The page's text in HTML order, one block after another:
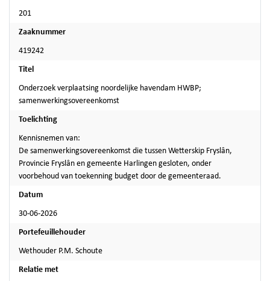
201
Zaaknummer
419242
Titel
Onderzoek verplaatsing noordelijke havendam HWBP;
samenwerkingsovereenkomst
Toelichting
Kennisnemen van:
De samenwerkingsovereenkomst die tussen Wetterskip Fryslân,
Provincie Fryslân en gemeente Harlingen gesloten, onder
voorbehoud van toekenning budget door de gemeenteraad.
Datum
30-06-2026
Portefeuillehouder
Wethouder P.M. Schoute
Relatie met